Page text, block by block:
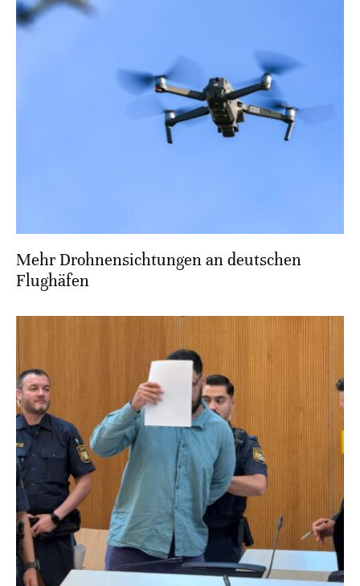
Mehr Drohnensichtungen an deutschen
Flughäfen